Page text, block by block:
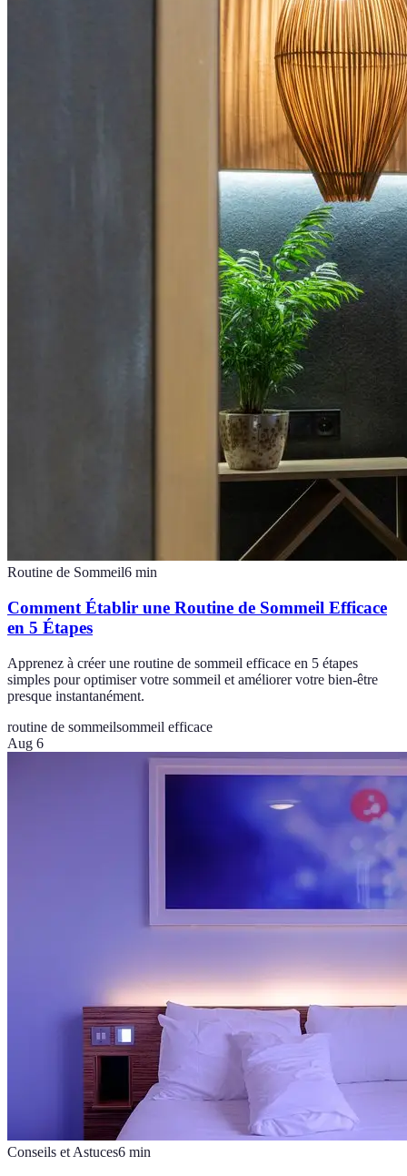
Routine de Sommeil6 min
Comment Établir une Routine de Sommeil Efficace
en 5 Étapes
Apprenez à créer une routine de sommeil efficace en 5 étapes
simples pour optimiser votre sommeil et améliorer votre bien-être
presque instantanément.
routine de sommeilsommeil efficace
Aug 6
Conseils et Astuces6 min